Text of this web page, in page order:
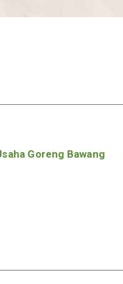
Goreng Bawang